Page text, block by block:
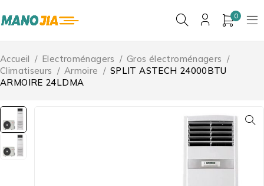
0
Accueil / Electroménagers / Gros électroménagers /
Climatiseurs / Armoire / SPLIT ASTECH 24000BTU
ARMOIRE 24LDMA